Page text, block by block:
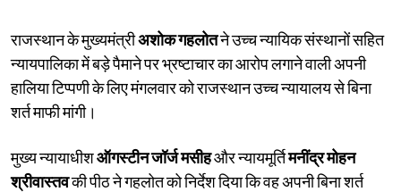
राजस्थान के मुख्यमंत्रीअशोक गहलोतने उच्च न्यायिक संस्थानों सहित
न्यायपालिका में बड़े पैमाने पर भ्रष्टाचार का आरोप लगाने वाली अपनी
हालिया टिप्पणी के लिए मंगलवार को राजस्थान उच्च न्यायालय से बिना
शर्त माफी मांगी।
मुख्य न्यायाधीशऑगस्टीन जॉर्ज मसीहऔर न्यायमूर्तिमनींद्र मोहन
श्रीवास्तवकी पीठ ने गहलोत को निर्देश दिया कि वह अपनी बिना शर्त